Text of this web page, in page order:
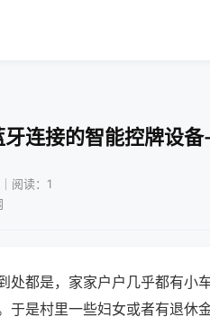
连接的智能控牌设
阅读：1
处都是，家家户户几乎都有小
于是村里一些妇女或者有退休